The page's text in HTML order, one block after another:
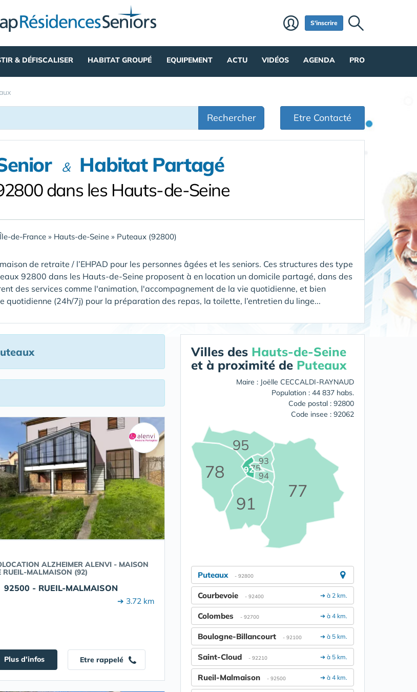
S'inscrire
& DÉFISCALISER HABITAT GROUPÉ EQUIPEMENT ACTU VIDÉOS AGENDA PRO
Rechercher Etre Contacté
& Habitat Partagé
dans les Hauts-de-Seine
Île-de-France » Hauts-de-Seine » Puteaux (92800)
de retraite / l’EHPAD pour les personnes âgées et les seniors. Ces structures des type
92800 dans les Hauts-de-Seine proposent à en location un domicile partagé, dans des
des services comme l'animation, l'accompagnement de la vie quotidienne, et bien
quotidienne (24h/7j) pour la préparation des repas, la toilette, l’entretien du linge...
ALZHEIMER ALENVI - MAISON
RUEIL-MALMAISON (92)
92500 - RUEIL-MALMAISON
➔ 3.72 km
Plus d'infos Etre rappelé
Villes des Hauts-de-Seine
et à proximité de Puteaux
Maire : Joëlle CECCALDI-RAYNAUD
Population : 44 837 habs.
Code postal : 92800
Code insee : 92062
75
77
78
91
92
93
94
95
Puteaux - 92800
➔ à 2 km.
Courbevoie - 92400
➔ à 4 km.
Colombes - 92700
➔ à 5 km.
Boulogne-Billancourt - 92100
➔ à 5 km.
Saint-Cloud - 92210
➔ à 4 km.
Rueil-Malmaison - 92500